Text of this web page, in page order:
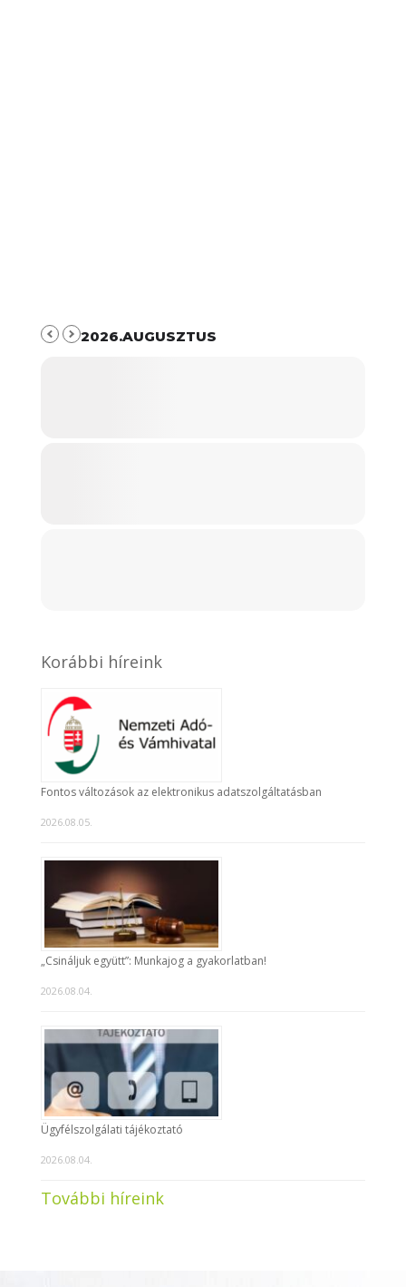
2026.AUGUSZTUS
Korábbi híreink
Fontos változások az elektronikus adatszolgáltatásban
2026.08.05.
„Csináljuk együtt”: Munkajog a gyakorlatban!
2026.08.04.
Ügyfélszolgálati tájékoztató
2026.08.04.
További híreink